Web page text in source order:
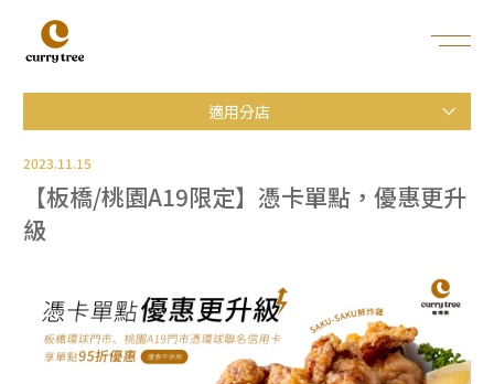
適用分店
2023.11.15
【板橋/桃園A19限定】憑卡單點，優惠更升
級